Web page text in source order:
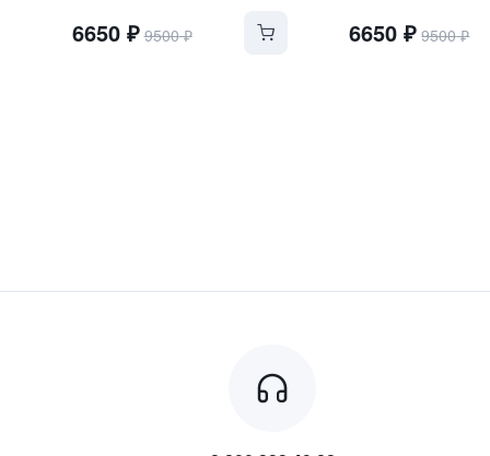
6650₽ 9500₽ 6650 ₽ 9500₽